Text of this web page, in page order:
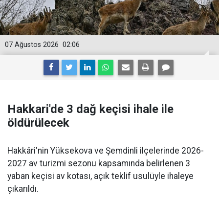
02:06
07 Ağustos 2026
Hakkari'de 3 dağ keçisi ihale ile
öldürülecek
Hakkâri'nin Yüksekova ve Şemdinli ilçelerinde 2026-
2027 av turizmi sezonu kapsamında belirlenen 3
yaban keçisi av kotası, açık teklif usulüyle ihaleye
çıkarıldı.